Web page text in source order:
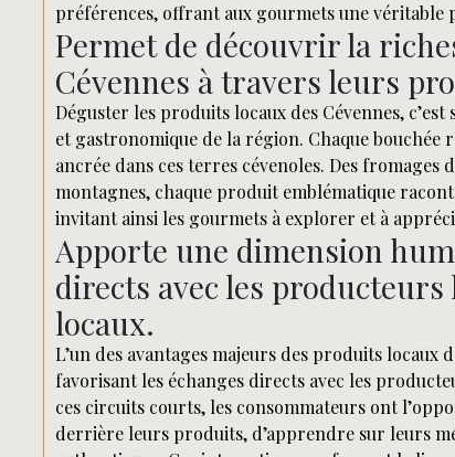
préférences, offrant aux gourmets une véritable
Permet de découvrir la
Cévennes à travers leurs
Déguster les produits locaux des Cévennes,
et gastronomique de la région. Chaque
ancrée dans ces terres cévenoles. Des fromages
montagnes, chaque produit emblématique
invitant ainsi les gourmets à explorer et à
Apporte une dimension
directs avec les
locaux.
L’un des avantages majeurs des produits locaux
favorisant les échanges directs avec les
ces circuits courts, les consommateurs ont
derrière leurs produits, d’apprendre sur leurs